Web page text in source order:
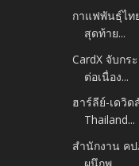
กาแฟพันธุ์ไท
สุดท้าย...
CardX จับกร
ต่อเนื่อง...
ฮาร์ลีย์-เดวิด
Thailand...
สำนักงาน คป